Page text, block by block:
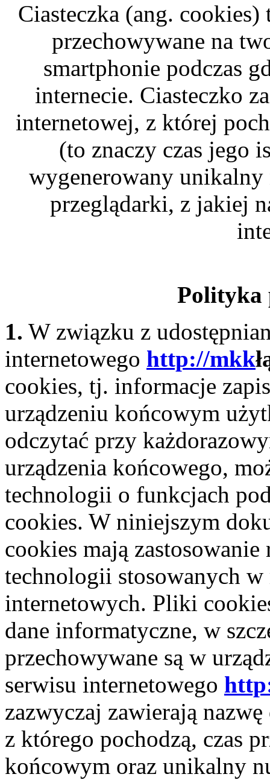
Ciasteczka (ang.
przechowywane na
smartphonie podczas
internecie. Ciasteczko
internetowej, z której
(to znaczy czas jego
wygenerowany
przeglądarki, z jakiej
Polityka
1. W związku z
internetowego http://mkk
cookies, tj. informacje
urządzeniu końcowym
odczytać przy
urządzenia końcowego,
technologii o funkcjach
cookies. W niniejszym
cookies mają
technologii stosowanych w
internetowych. Pliki
dane informatyczne, w
przechowywane są w
serwisu internetowego
zazwyczaj zawierają
z którego pochodzą, czas
końcowym oraz unikalny